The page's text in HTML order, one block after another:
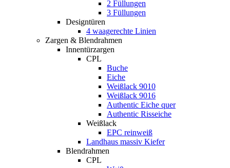
2 Füllungen
3 Füllungen
Designtüren
4 waagerechte Linien
Zargen & Blendrahmen
Innentürzargen
CPL
Buche
Eiche
Weißlack 9010
Weißlack 9016
Authentic Eiche quer
Authentic Risseiche
Weißlack
EPC reinweiß
Landhaus massiv Kiefer
Blendrahmen
CPL